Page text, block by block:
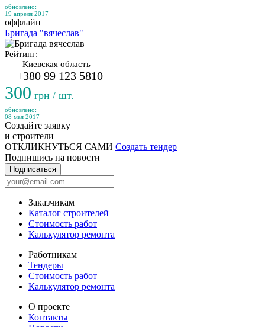
обновлено:
19 апреля 2017
оффлайн
Бригада "вячеслав"
Рейтинг:
Киевская область
+380 99 123 5810
300 грн / шт.
обновлено:
08 мая 2017
Создайте заявку
и строители
ОТКЛИКНУТЬСЯ САМИ Создать тендер
Подпишись на новости
Подписаться
Заказчикам
Каталог строителей
Стоимость работ
Калькулятор ремонта
Работникам
Тендеры
Стоимость работ
Калькулятор ремонта
О проекте
Контакты